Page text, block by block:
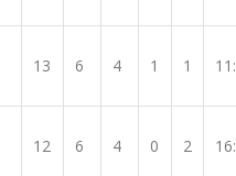
13 6 4 1 1
12 6 4 0 2